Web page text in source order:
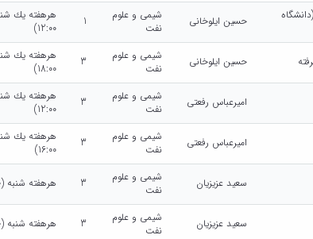
حسین ایلوخانی
شیمی و علوم
نفت
1
12:00)
حسین ایلوخانی
شیمی و علوم
نفت
3
18:00)
امیرعباس رفعتی
شیمی و علوم
نفت
3
12:00)
امیرعباس رفعتی
شیمی و علوم
نفت
3
16:00)
سعید عزیزیان
شیمی و علوم
نفت
3 هرهفته شنبه (10:00 - 12:00)
سعید عزیزیان
شیمی و علوم
نفت
3 هرهفته شنبه (14:00 - 16:00)